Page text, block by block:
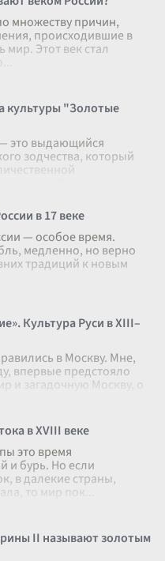
множеству причин,
происходившие в
мир. Этот век стал
культуры "Золотые
это выдающийся
зодчества, который
Пос
в 17 веке
— особое время.
медленно, но верно
традиций к новым
Культура Руси в XIII–
в Москву. Мне,
впервые предстояло
и загадочную Москву, о
в XVIII веке
это время
и бурь. Но если
в далекие страны,
то мир пок
II называют золотым